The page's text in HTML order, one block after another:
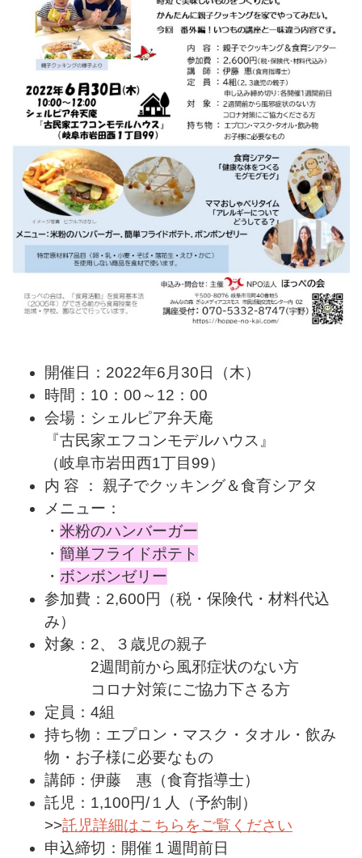
開催日：2022年6月30日（木）
時間：10：00～12：00
会場：シェルピア弁天庵
『古民家エフコンモデルハウス』
（岐阜市岩田西1丁目99）
内 容 ： 親子でクッキング＆食育シアタ
メニュー：
・ 米粉のハンバーガー
・ 簡単フライドポテト
・ ボンボンゼリー
参加費：2,600円（税・保険代・材料代込
み）
対象：2、３歳児の親子
2週間前から風邪症状のない方
コロナ対策にご協力下さる方
定員：4組
持ち物：エプロン・マスク・タオル・飲み
物・お子様に必要なもの
講師：伊藤 惠（食育指導士）
託児：1,100円/１人（予約制）
>>託児詳細はこちらをご覧ください
申込締切：開催１週間前日